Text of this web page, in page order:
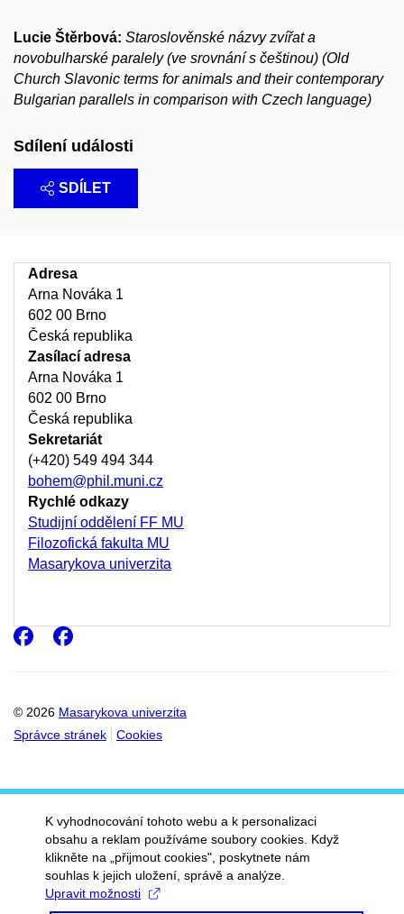
Lucie Štěrbová: Staroslověnské názvy zvířat a
novobulharské paralely (ve srovnání s češtinou) (Old
Church Slavonic terms for animals and their contemporary
Bulgarian parallels in comparison with Czech language)
Sdílení události
SDÍLET
Adresa
Arna Nováka 1
602 00 Brno
Česká republika
Zasílací adresa
Arna Nováka 1
602 00 Brno
Česká republika
Sekretariát
(+420) 549 494 344
bohem@phil.muni.cz
Rychlé odkazy
Studijní oddělení FF MU
Filozofická fakulta MU
Masarykova univerzita
© 2026 Masarykova univerzita
Správce stránek
Cookies
Facebook
Facebook
K vyhodnocování tohoto webu a k personalizaci
obsahu a reklam používáme soubory cookies. Když
klikněte na „přijmout cookies", poskytnete nám
souhlas k jejich uložení, správě a analýze.
Upravit možnosti